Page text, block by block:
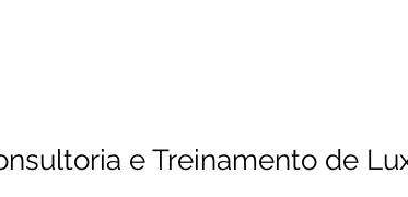
e Treinamento de